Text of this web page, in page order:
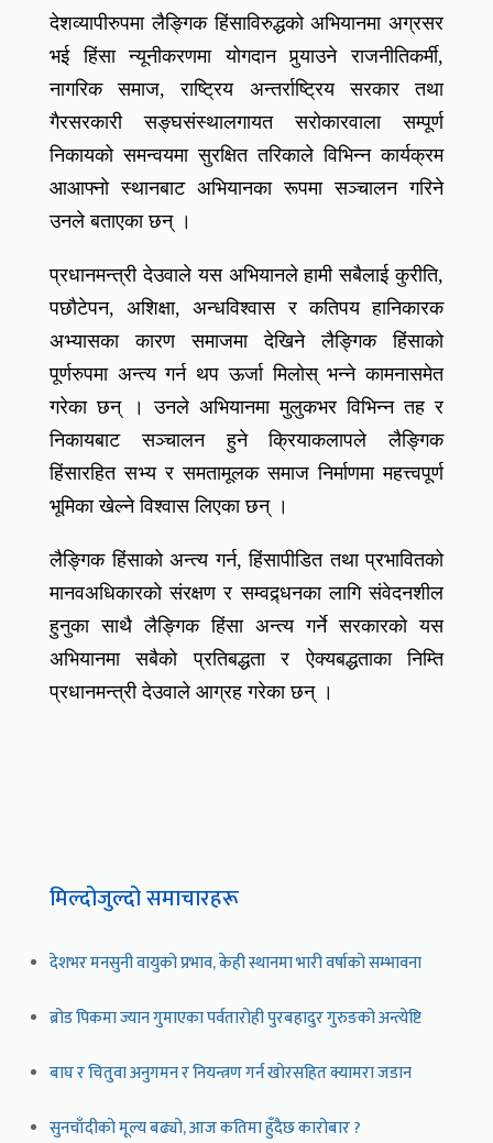
देशव्यापीरुपमा लैङ्गिक हिंसाविरुद्धको अभियानमा अग्रसर
भई हिंसा न्यूनीकरणमा योगदान पुर्‍याउने राजनीतिकर्मी,
नागरिक समाज, राष्ट्रिय अन्तर्राष्ट्रिय सरकार तथा
गैरसरकारी सङ्घसंस्थालगायत सरोकारवाला सम्पूर्ण
निकायको समन्वयमा सुरक्षित तरिकाले विभिन्न कार्यक्रम
आआफ्नो स्थानबाट अभियानका रूपमा सञ्चालन गरिने
उनले बताएका छन् ।
प्रधानमन्त्री देउवाले यस अभियानले हामी सबैलाई कुरीति,
पछौटेपन, अशिक्षा, अन्धविश्वास र कतिपय हानिकारक
अभ्यासका कारण समाजमा देखिने लैङ्गिक हिंसाको
पूर्णरुपमा अन्त्य गर्न थप ऊर्जा मिलोस् भन्ने कामनासमेत
गरेका छन् । उनले अभियानमा मुलुकभर विभिन्न तह र
निकायबाट सञ्चालन हुने क्रियाकलापले लैङ्गिक
हिंसारहित सभ्य र समतामूलक समाज निर्माणमा महत्त्वपूर्ण
भूमिका खेल्ने विश्वास लिएका छन् ।
लैङ्गिक हिंसाको अन्त्य गर्न, हिंसापीडित तथा प्रभावितको
मानवअधिकारको संरक्षण र सम्वद्र्धनका लागि संवेदनशील
हुनुका साथै लैङ्गिक हिंसा अन्त्य गर्ने सरकारको यस
अभियानमा सबैको प्रतिबद्धता र ऐक्यबद्धताका निम्ति
प्रधानमन्त्री देउवाले आग्रह गरेका छन् ।
मिल्दोजुल्दो समाचारहरू
देशभर मनसुनी वायुको प्रभाव, केही स्थानमा भारी वर्षाको सम्भावना
ब्रोड पिकमा ज्यान गुमाएका पर्वतारोही पुरबहादुर गुरुङको अन्त्येष्टि
बाघ र चितुवा अनुगमन र नियन्त्रण गर्न खोरसहित क्यामरा जडान
सुनचाँदीको मूल्य बढ्यो, आज कतिमा हुँदैछ कारोबार ?